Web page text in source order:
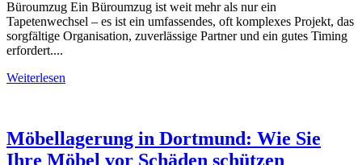
Büroumzug Ein Büroumzug ist weit mehr als nur ein
Tapetenwechsel – es ist ein umfassendes, oft komplexes Projekt, das
sorgfältige Organisation, zuverlässige Partner und ein gutes Timing
erfordert....
Weiterlesen
Möbellagerung in Dortmund: Wie Sie
Ihre Möbel vor Schäden schützen